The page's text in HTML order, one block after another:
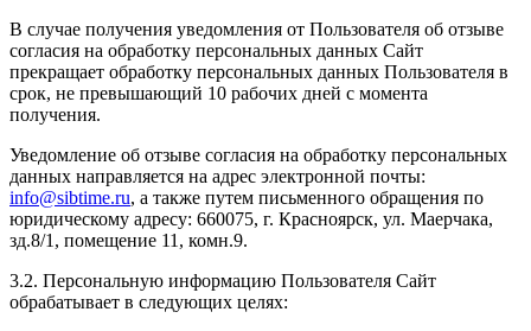
В случае получения уведомления от Пользователя об отзыве
согласия на обработку персональных данных Сайт
прекращает обработку персональных данных Пользователя в
срок, не превышающий 10 рабочих дней с момента
получения.
Уведомление об отзыве согласия на обработку персональных
данных направляется на адрес электронной почты:
info@sibtime.ru, а также путем письменного обращения по
юридическому адресу: 660075, г. Красноярск, ул. Маерчака,
зд.8/1, помещение 11, комн.9.
3.2. Персональную информацию Пользователя Сайт
обрабатывает в следующих целях: